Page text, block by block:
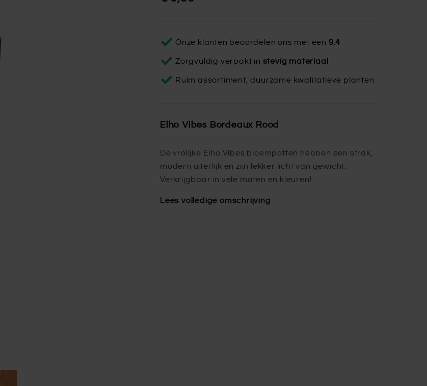
Onze klanten beoordelen ons met een 9.4
Zorgvuldig verpakt in stevig materiaal
Ruim assortiment, duurzame kwalitatieve planten
Elho Vibes Bordeaux Rood
De vrolijke Elho Vibes bloempotten hebben een strak,
modern uiterlijk en zijn lekker licht van gewicht.
Verkrijgbaar in vele maten en kleuren!
Lees volledige omschrijving